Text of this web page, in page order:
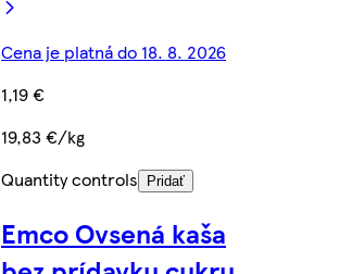
Cena je platná do 18. 8. 2026
1,19 €
19,83 €/kg
Quantity controls
Pridať
Emco Ovsená kaša